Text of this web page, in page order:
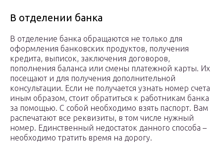
В отделении банка
В отделение банка обращаются не только для
оформления банковских продуктов, получения
кредита, выписок, заключения договоров,
пополнения баланса или смены платежной карты. Их
посещают и для получения дополнительной
консультации. Если не получается узнать номер счета
иным образом, стоит обратиться к работникам банка
за помощью. С собой необходимо взять паспорт. Вам
распечатают все реквизиты, в том числе нужный
номер. Единственный недостаток данного способа –
необходимо тратить время на дорогу.